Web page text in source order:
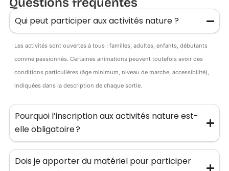
Qui peut participer aux activités nature ?
Les activités sont ouvertes à tous : familles, adultes, enfants, débutants
comme passionnés. Certaines animations peuvent toutefois avoir des
conditions particulières (âge minimum, niveau de marche, accessibilité),
indiquées dans la description de chaque sortie.
Pourquoi l’inscription aux activités nature est-
elle obligatoire ?
Dois je apporter du matériel pour participer